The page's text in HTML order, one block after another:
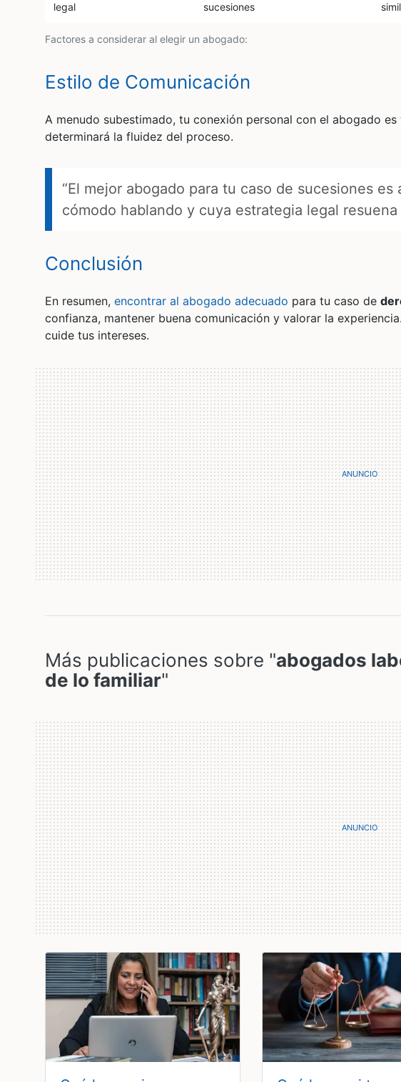
Factores a considerar al elegir un abogado:
legal
sucesiones
Estilo de Comunicación
A menudo subestimado, tu conexión personal con el abogado
determinará la fluidez del proceso.
“El mejor abogado para tu caso de sucesiones
cómodo hablando y cuya estrategia legal resuena
Conclusión
En resumen, encontrar al abogado adecuado para tu caso de
confianza, mantener buena comunicación y valorar la
cuide tus intereses.
Más publicaciones sobre "abogados
de lo familiar"